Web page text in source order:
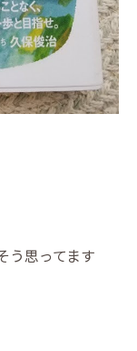
う思ってます